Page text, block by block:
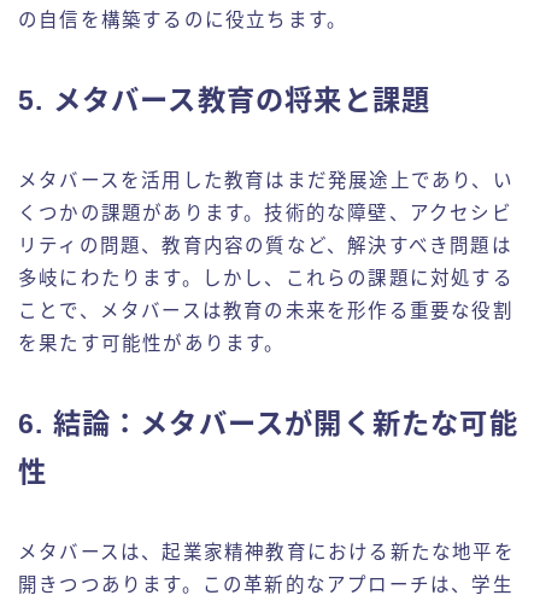
の自信を構築するのに役立ちます。
5. メタバース教育の将来と課題
メタバースを活用した教育はまだ発展途上であり、い
くつかの課題があります。技術的な障壁、アクセシビ
リティの問題、教育内容の質など、解決すべき問題は
多岐にわたります。しかし、これらの課題に対処する
ことで、メタバースは教育の未来を形作る重要な役割
を果たす可能性があります。
6. 結論：メタバースが開く新たな可能
性
メタバースは、起業家精神教育における新たな地平を
開きつつあります。この革新的なアプローチは、学生